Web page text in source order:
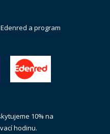
a program
10% na
hodinu.